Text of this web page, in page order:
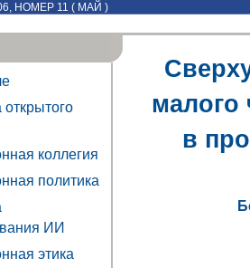
НОМЕР 11 ( МАЙ )
коллегия
политика
ИИ
этика
малого
в